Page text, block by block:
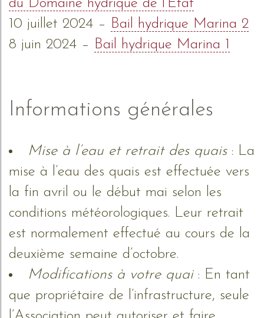
du Domaine hydrique de l’État
10 juillet 2024 – Bail hydrique Marina 2
8 juin 2024 – Bail hydrique Marina 1
Informations générales
Mise à l’eau et retrait des quais: La
mise à l’eau des quais est effectuée vers
la fin avril ou le début mai selon les
conditions météorologiques. Leur retrait
est normalement effectué au cours de la
deuxième semaine d’octobre.
Modifications à votre quai: En tant
que propriétaire de l’infrastructure, seule